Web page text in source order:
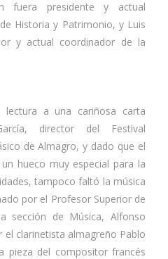
fuera presidente y actual
Historia y Patrimonio, y Luis
y actual coordinador de la
a una cariñosa carta
director del Festival
de Almagro, y dado que el
hueco muy especial para la
tampoco faltó la música
por el Profesor Superior de
sección de Música, Alfonso
el clarinetista almagreño Pablo
pieza del compositor francés